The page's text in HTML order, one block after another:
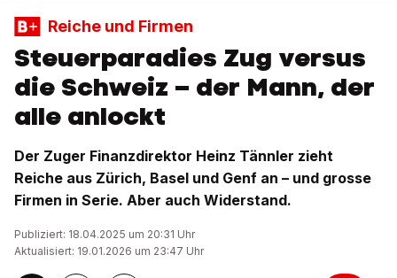
Reiche und Firmen
Steuerparadies Zug versus
die Schweiz – der Mann, der
alle anlockt
Der Zuger Finanzdirektor Heinz Tännler zieht
Reiche aus Zürich, Basel und Genf an – und grosse
Firmen in Serie. Aber auch Widerstand.
Publiziert: 18.04.2025 um 20:31 Uhr
Aktualisiert: 19.01.2026 um 23:47 Uhr